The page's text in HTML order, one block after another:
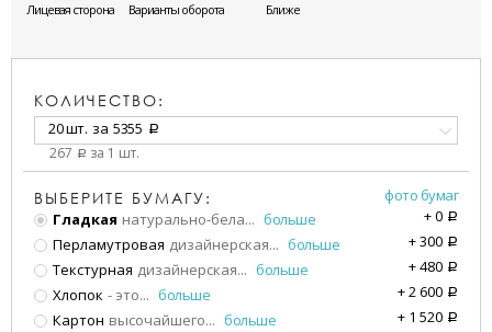
Лицевая сторона Варианты оборота Ближе
КОЛИЧЕСТВО:
20 шт. за 5355 a
267 a за 1 шт.
ВЫБЕРИТЕ БУМАГУ:
фото бумаг
Гладкая натурально-бела... больше +0 a
Перламутровая дизайнерская... больше +300 a
Текстурная дизайнерская... больше +480 a
Хлопок - это... больше +2 600 a
Картон высочайшего... больше + 1 520 a